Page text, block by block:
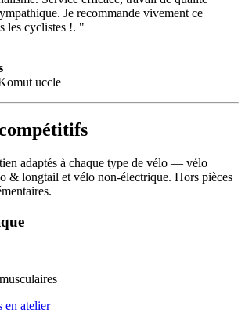
Je recommande vivement ce
les cyclistes !. "
uccle
adaptés à chaque type de vélo — vélo
& longtail et vélo non-électrique. Hors pièces
en atelier